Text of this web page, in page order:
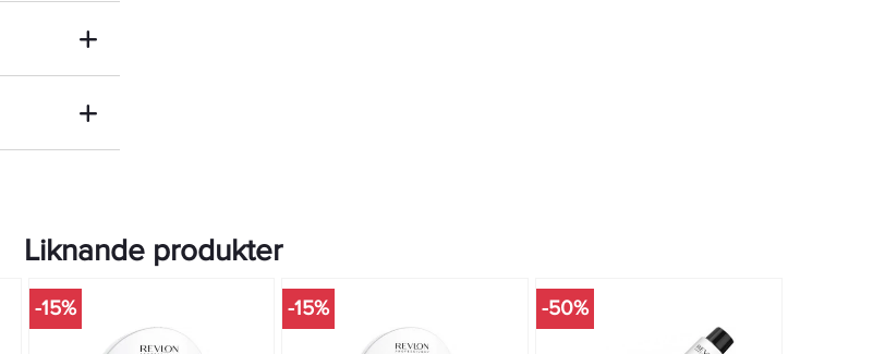
Liknande produkter
-15% -15% -50%